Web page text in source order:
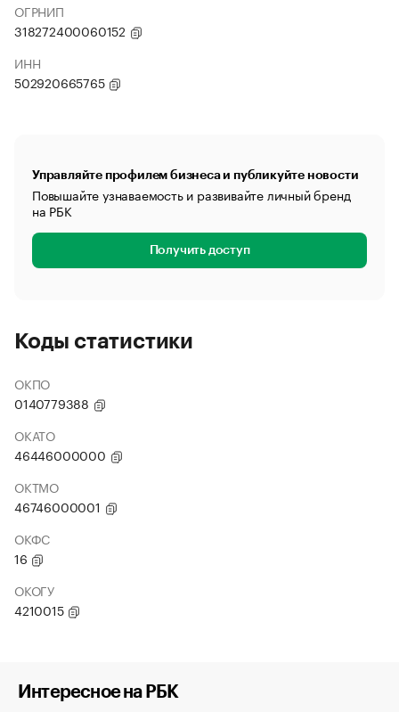
ОГРНИП
318272400060152
ИНН
502920665765
Управляйте профилем бизнеса и публикуйте новости
Повышайте узнаваемость и развивайте личный бренд
на РБК
Получить доступ
Коды статистики
ОКПО
0140779388
ОКАТО
46446000000
ОКТМО
46746000001
ОКФС
16
ОКОГУ
4210015
Интересное на РБК